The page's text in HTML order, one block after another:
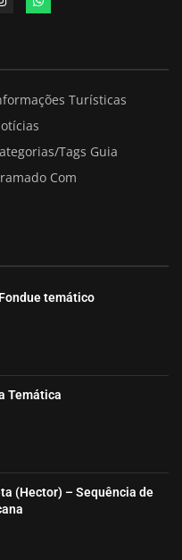
Turísticas
Tags Guia
Com
temático
Temática
(Hector) – Sequência de